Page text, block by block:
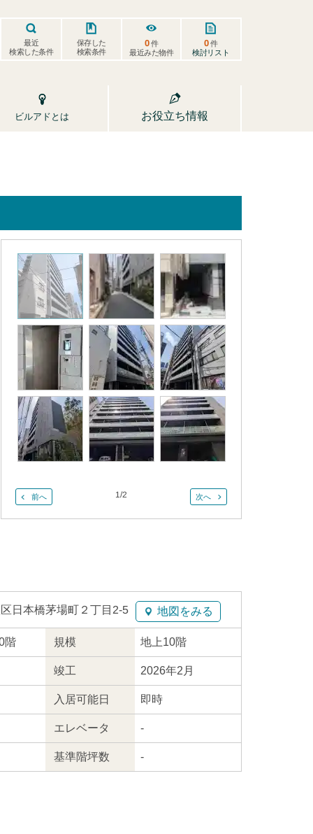
最近
検索した条件
保存した
検索条件
0件
最近みた物件
0件
検討リスト
ビルアドとは お役立ち情報
前へ 1/2 次へ
日本橋茅場町２丁目2-5 地図をみる
階 規模 地上10階
竣工 2026年2月
入居可能日 即時
エレベータ -
基準階坪数 -